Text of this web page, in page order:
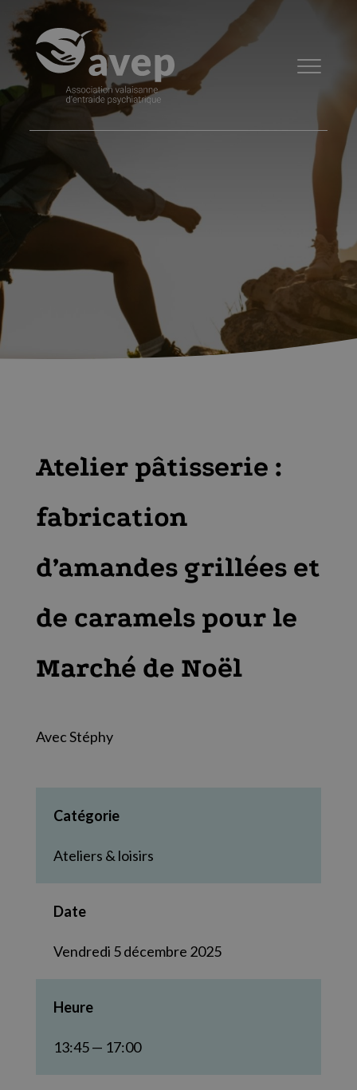
Atelier pâtisserie :
fabrication
d’amandes grillées et
de caramels pour le
Marché de Noël
Avec Stéphy
Catégorie
Ateliers & loisirs
Date
Vendredi 5 décembre 2025
Heure
13:45 — 17:00